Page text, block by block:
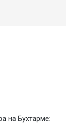
на Бухтарме: